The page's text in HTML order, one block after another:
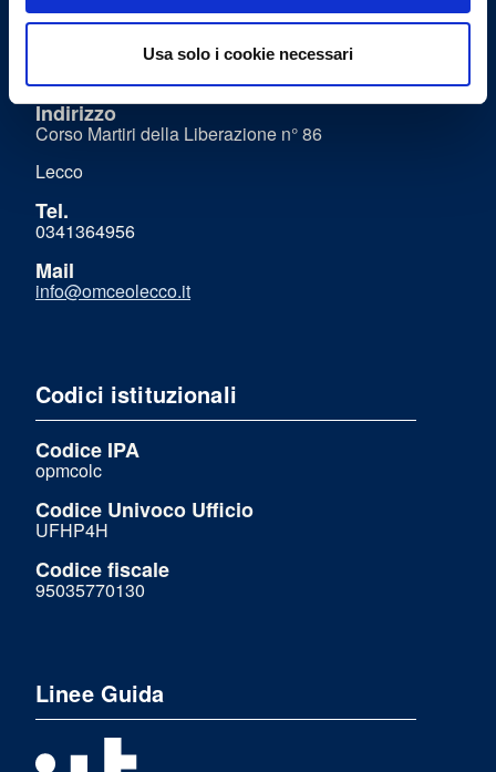
Usa solo i cookie necessari
Indirizzo
Corso Martiri della Liberazione n° 86
Lecco
Tel.
0341364956
Mail
info@omceolecco.it
Codici istituzionali
Codice IPA
opmcolc
Codice Univoco Ufficio
UFHP4H
Codice fiscale
95035770130
Linee Guida